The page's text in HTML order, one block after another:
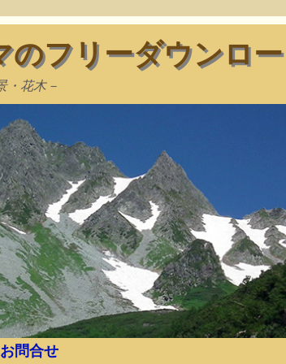
のフリーダウンロ
・花木－
合せ